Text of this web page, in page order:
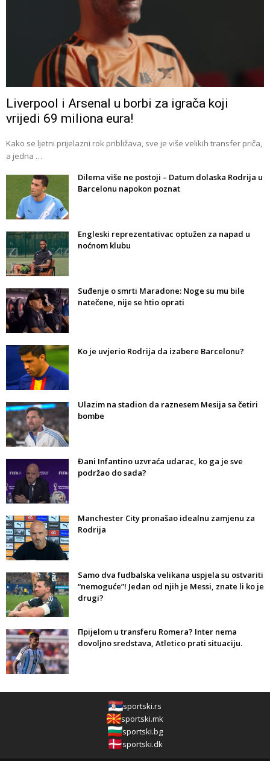
Liverpool i Arsenal u borbi za igrača koji
vrijedi 69 miliona eura!
Kako se ljetni prijelazni rok približava, sve je više velikih transfer priča,
a jedna …
Dilema više ne postoji – Datum dolaska Rodrija u
Barcelonu napokon poznat
Engleski reprezentativac optužen za napad u
noćnom klubu
Suđenje o smrti Maradone: Noge su mu bile
natečene, nije se htio oprati
Ko je uvjerio Rodrija da izabere Barcelonu?
Ulazim na stadion da raznesem Mesija sa četiri
bombe
Đani Infantino uzvraća udarac, ko ga je sve
podržao do sada?
Manchester City pronašao idealnu zamjenu za
Rodrija
Samo dva fudbalska velikana uspjela su ostvariti
“nemoguće”! Jedan od njih je Messi, znate li ko je
drugi?
Прijelom u transferu Romera? Inter nema
dovoljno sredstava, Atletico prati situaciju.
sportski.rs
sportski.mk
sportski.bg
sportski.dk